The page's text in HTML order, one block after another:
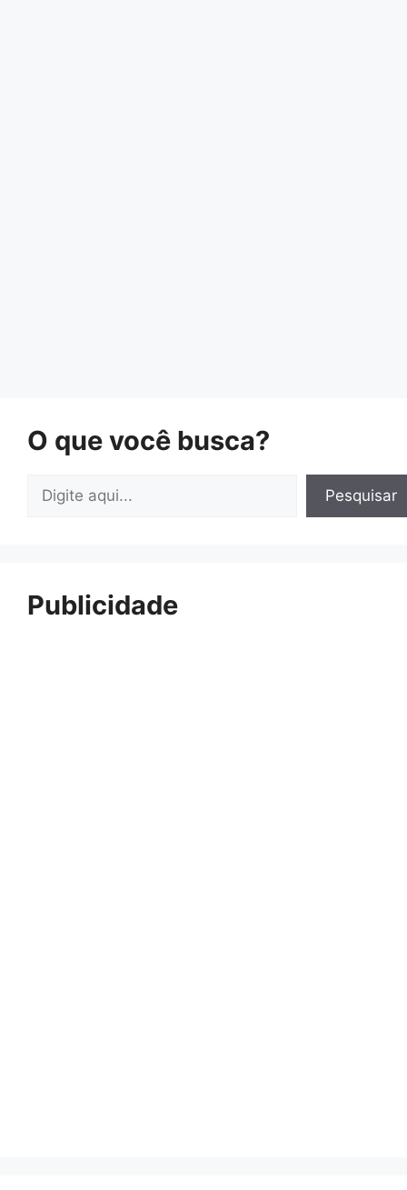
O que você busca?
Pesquisar
Pesquisar
Publicidade